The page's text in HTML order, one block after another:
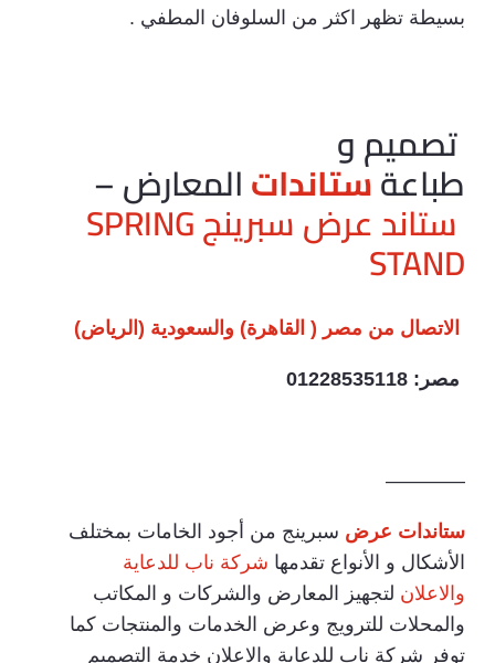
بسيطة تظهر اكثر من السلوفان المطفي .
تصميم و
طباعةستانداتالمعارض –
ستاند عرض سبرينجSPRING
STAND
الاتصال من مصر ( القاهرة) والسعودية (الرياض)
مصر: 01228535118
————
ستاندات عرض سبرينج من أجود الخامات بمختلف
الأشكال و الأنواع تقدمها شركة ناب للدعاية
والاعلان لتجهيز المعارض والشركات و المكاتب
والمحلات للترويج وعرض الخدمات والمنتجات كما
توفر شركة ناب للدعاية والاعلان خدمة التصميم